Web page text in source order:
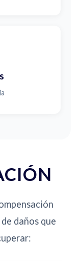
daños que